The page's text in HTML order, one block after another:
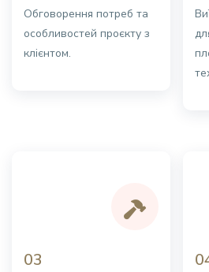
Обговорення потреб та
особливостей проєкту з
клієнтом.
03